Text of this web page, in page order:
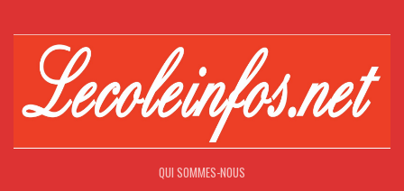
QUI SOMMES-NOUS